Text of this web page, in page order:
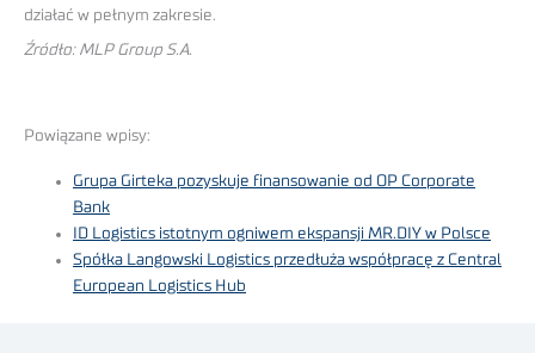
działać w pełnym zakresie.
Źródło: MLP Group S.A.
Powiązane wpisy:
Grupa Girteka pozyskuje finansowanie od OP Corporate
Bank
ID Logistics istotnym ogniwem ekspansji MR.DIY w Polsce
Spółka Langowski Logistics przedłuża współpracę z Central
European Logistics Hub